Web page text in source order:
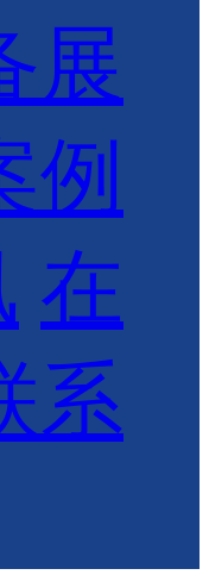
展
例
在
系